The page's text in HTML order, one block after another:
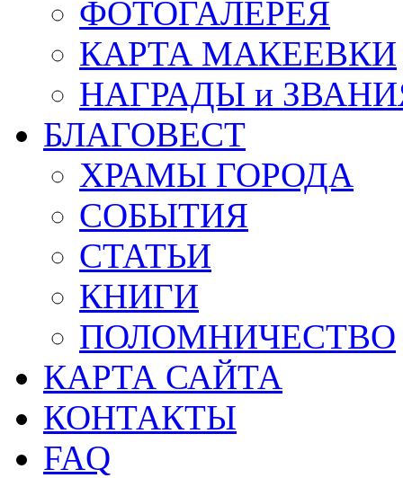
ФОТОГАЛЕРЕЯ
КАРТА МАКЕЕВКИ
НАГРАДЫ и
БЛАГОВЕСТ
ХРАМЫ ГОРОДА
СОБЫТИЯ
СТАТЬИ
КНИГИ
ПОЛОМНИЧЕСТВО
КАРТА САЙТА
КОНТАКТЫ
FAQ